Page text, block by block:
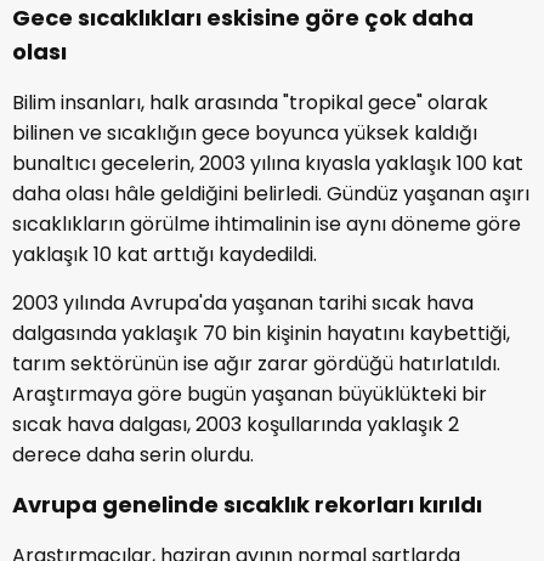
Gece sıcaklıkları eskisine göre çok daha
olası
Bilim insanları, halk arasında "tropikal gece" olarak
bilinen ve sıcaklığın gece boyunca yüksek kaldığı
bunaltıcı gecelerin, 2003 yılına kıyasla yaklaşık 100 kat
daha olası hâle geldiğini belirledi. Gündüz yaşanan aşırı
sıcaklıkların görülme ihtimalinin ise aynı döneme göre
yaklaşık 10 kat arttığı kaydedildi.
2003 yılında Avrupa'da yaşanan tarihi sıcak hava
dalgasında yaklaşık 70 bin kişinin hayatını kaybettiği,
tarım sektörünün ise ağır zarar gördüğü hatırlatıldı.
Araştırmaya göre bugün yaşanan büyüklükteki bir
sıcak hava dalgası, 2003 koşullarında yaklaşık 2
derece daha serin olurdu.
Avrupa genelinde sıcaklık rekorları kırıldı